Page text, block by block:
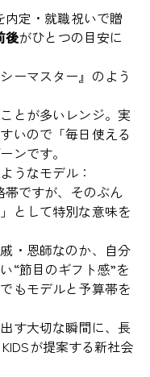
定・就職祝いで贈
後がひとつの目安に
ーマスター』のよう
とが多いレンジ。実
いので「毎日使える
ンです。
うなモデル：
帯ですが、そのぶん
として特別な意味を
・恩師なのか、自分
“節目のギフト感”を
もモデルと予算帯を
す大切な瞬間に、長
が提案する新社会